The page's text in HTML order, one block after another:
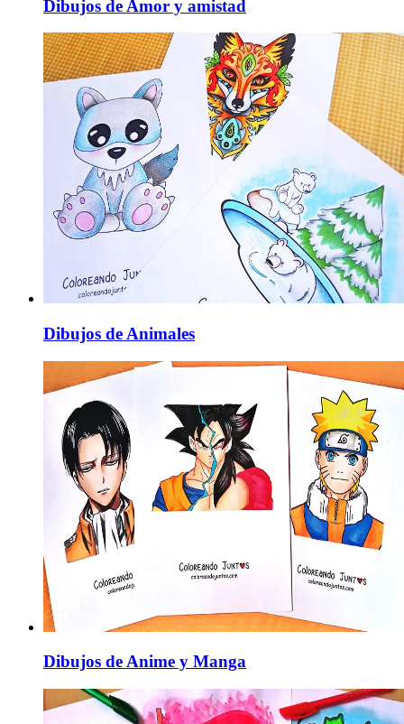
Dibujos de Amor y amistad
Dibujos de Animales
Dibujos de Anime y Manga